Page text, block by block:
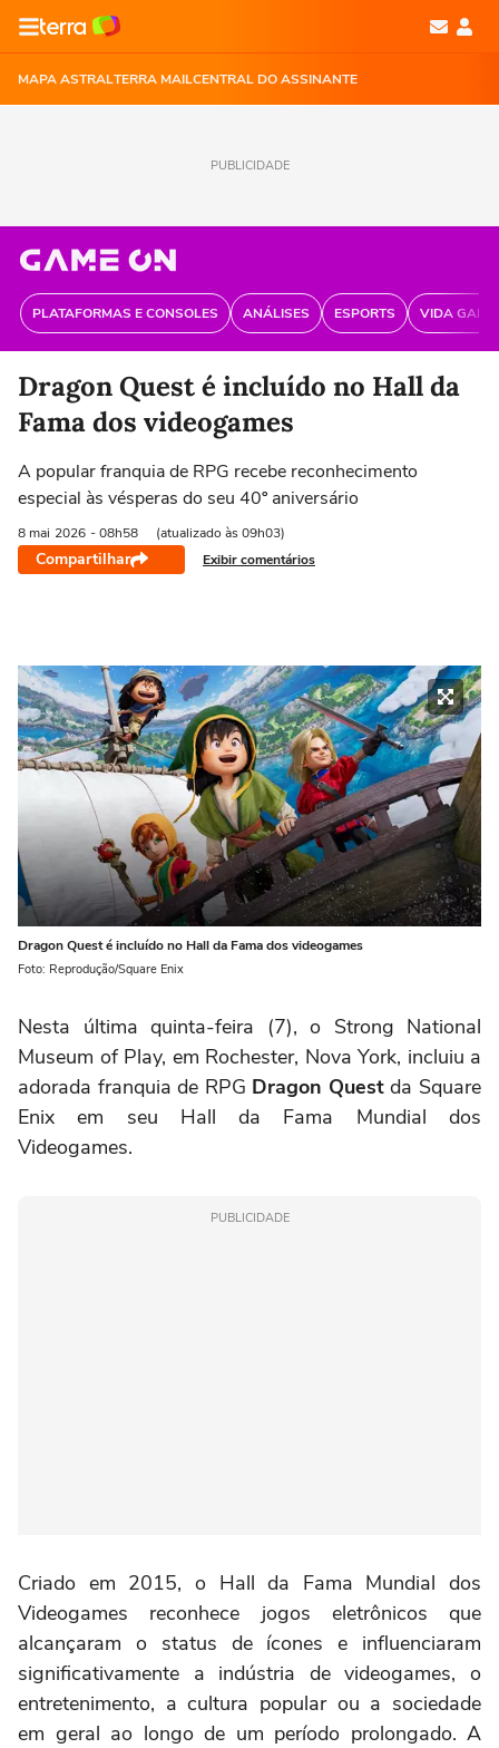
MAPA ASTRALTERRA MAILCENTRAL DO ASSINANTE
PUBLICIDADE
PLATAFORMAS E CONSOLES ANÁLISES ESPORTS VIDA
Dragon Quest é incluído no Hall da
Fama dos videogames
A popular franquia de RPG recebe reconhecimento
especial às vésperas do seu 40º aniversário
8 mai 2026 - 08h58 (atualizado às 09h03)
Compartilhar Exibir comentários
Dragon Quest é incluído no Hall da Fama dos videogames
Foto: Reprodução/Square Enix
Nesta última quinta-feira (7), o Strong National
Museum of Play, em Rochester, Nova York, incluiu a
adorada franquia de RPG Dragon Questda Square
Enix em seu Hall da Fama Mundial dos
Videogames.
PUBLICIDADE
Criado em 2015, o Hall da Fama Mundial dos
Videogames reconhece jogos eletrônicos que
alcançaram o status de ícones e influenciaram
significativamente a indústria de videogames, o
entretenimento, a cultura popular ou a sociedade
em geral ao longo de um período prolongado. A